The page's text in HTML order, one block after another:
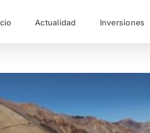
Actualidad Inversiones